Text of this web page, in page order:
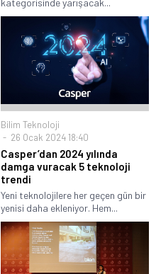
Bilim Teknoloji
26 Ocak 2024 18:40
Casper’dan 2024 yılında
damga vuracak 5 teknoloji
trendi
Yeni teknolojilere her geçen gün bir
yenisi daha ekleniyor. Hem...